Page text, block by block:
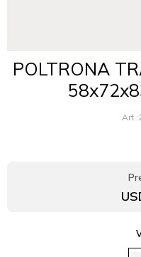
POLTRONA